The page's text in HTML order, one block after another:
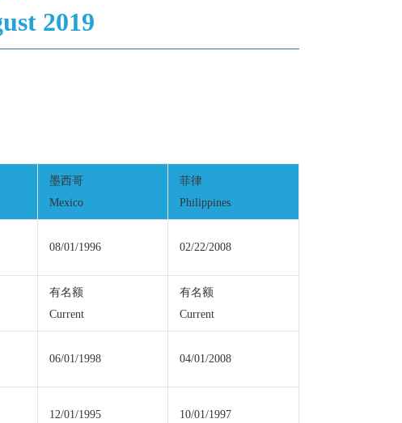
2019
墨西哥
Mexico
菲律
Philippines
08/01/1996 02/22/2008
有名额
Current
有名额
Current
06/01/1998 04/01/2008
12/01/1995 10/01/1997